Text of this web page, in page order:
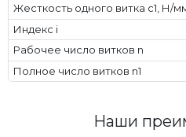
Жесткость одного витка c1, Н/
Индекс i
Рабочее число витков n
Полное число витков n1
Наши